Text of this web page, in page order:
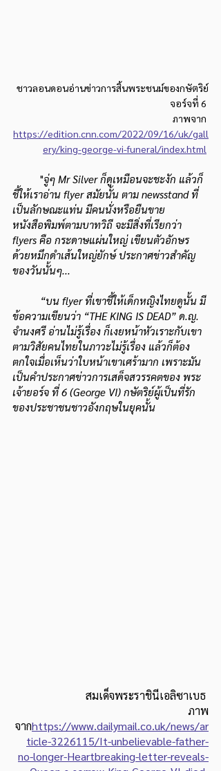
ชาวลอนดอนอ่านข่าวการสิ้นพระชนม์ของกษัตริย์
จอร์จที่ 6
ภาพจาก
https://edition.cnn.com/2022/09/16/uk/gall
ery/king-george-vi-funeral/index.html
	"
จู่ๆ Mr Silver ก็ดูเหมือนจะชะงัก แล้วก็
ชี้ให้เราอ่าน flyer สมัยนั้น ตาม newsstand ที่
เป็นลักษณะแท่น มีคนนั่งหรือยืนขาย
หนังสือพิมพ์ตามบาทวิถี จะมีสิ่งที่เรียกว่า
flyers คือ กระดาษแผ่นใหญ่ เขียนตัวอักษร
ด้วยหมึกดำเส้นใหญ่ยักษ์ ประกาศข่าวสำคัญ
ของวันนั้นๆ...
“บน flyer ที่เขาชี้ให้เด็กหญิงไทยดูนั้น มี
ข้อความเขียนว่า “THE KING IS DEAD” ด.ญ.
จำนงศรี อ่านไม่รู้เรื่อง ก็เงยหน้าหัวเราะกับเขา
ตามวิสัยคนไทยในภาวะไม่รู้เรื่อง แล้วก็ต้อง
ตกใจเมื่อเห็นว่าใบหน้าเขาเศร้ามาก เพราะมัน
เป็นคำประกาศข่าวการเสด็จสวรรคตของ พระ
เจ้ายอร์จ ที่ 6 (George VI) กษัตริย์ผู้เป็นที่รัก
ของประชาชนชาวอังกฤษในยุคนั้น
สมเด็จพระราชินีเอลิซาเบธ
ภาพ
จากhttps://www.dailymail.co.uk/news/ar
ticle-3226115/It-unbelievable-father-
no-longer-Heartbreaking-letter-reveals-